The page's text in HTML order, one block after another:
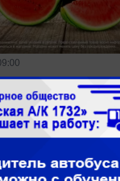
аномальной
на Волжский